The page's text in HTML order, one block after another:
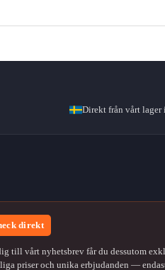
Direkt från vårt lager
direkt
till vårt nyhetsbrev får du dessutom
priser och unika erbjudanden —